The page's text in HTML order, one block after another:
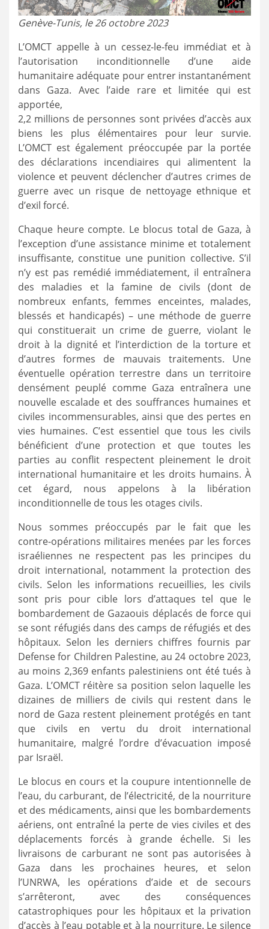
Genève-Tunis, le 26 octobre 2023
L’OMCT appelle à un cessez-le-feu immédiat et à
l’autorisation inconditionnelle d’une aide
humanitaire adéquate pour entrer instantanément
dans Gaza. Avec l’aide rare et limitée qui est
apportée,
2,2 millions de personnes sont privées d’accès aux
biens les plus élémentaires pour leur survie.
L’OMCT est également préoccupée par la portée
des déclarations incendiaires qui alimentent la
violence et peuvent déclencher d’autres crimes de
guerre avec un risque de nettoyage ethnique et
d’exil forcé.
Chaque heure compte. Le blocus total de Gaza, à
l’exception d’une assistance minime et totalement
insuffisante, constitue une punition collective. S’il
n’y est pas remédié immédiatement, il entraînera
des maladies et la famine de civils (dont de
nombreux enfants, femmes enceintes, malades,
blessés et handicapés) – une méthode de guerre
qui constituerait un crime de guerre, violant le
droit à la dignité et l’interdiction de la torture et
d’autres formes de mauvais traitements. Une
éventuelle opération terrestre dans un territoire
densément peuplé comme Gaza entraînera une
nouvelle escalade et des souffrances humaines et
civiles incommensurables, ainsi que des pertes en
vies humaines. C’est essentiel que tous les civils
bénéficient d’une protection et que toutes les
parties au conflit respectent pleinement le droit
international humanitaire et les droits humains. À
cet égard, nous appelons à la libération
inconditionnelle de tous les otages civils.
Nous sommes préoccupés par le fait que les
contre-opérations militaires menées par les forces
israéliennes ne respectent pas les principes du
droit international, notamment la protection des
civils. Selon les informations recueillies, les civils
sont pris pour cible lors d’attaques tel que le
bombardement de Gazaouis déplacés de force qui
se sont réfugiés dans des camps de réfugiés et des
hôpitaux. Selon les derniers chiffres fournis par
Defense for Children Palestine, au 24 octobre 2023,
au moins 2,369 enfants palestiniens ont été tués à
Gaza. L’OMCT réitère sa position selon laquelle les
dizaines de milliers de civils qui restent dans le
nord de Gaza restent pleinement protégés en tant
que civils en vertu du droit international
humanitaire, malgré l’ordre d’évacuation imposé
par Israël.
Le blocus en cours et la coupure intentionnelle de
l’eau, du carburant, de l’électricité, de la nourriture
et des médicaments, ainsi que les bombardements
aériens, ont entraîné la perte de vies civiles et des
déplacements forcés à grande échelle. Si les
livraisons de carburant ne sont pas autorisées à
Gaza dans les prochaines heures, et selon
l’UNRWA, les opérations d’aide et de secours
s’arrêteront, avec des conséquences
catastrophiques pour les hôpitaux et la privation
d’accès à l’eau potable et à la nourriture. Le silence